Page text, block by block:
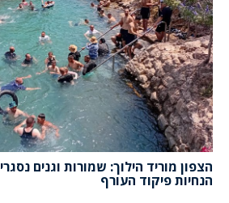
הצפון מוריד הילוך: שמורות וגנים
הנחיות פיקוד העורף